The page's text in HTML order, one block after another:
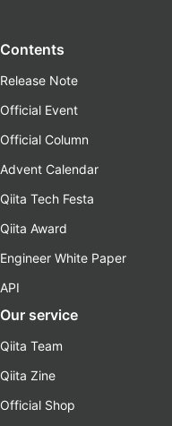
Contents
Release Note
Official Event
Official Column
Advent Calendar
Qiita Tech Festa
Qiita Award
Engineer White Paper
API
Our service
Qiita Team
Qiita Zine
Official Shop